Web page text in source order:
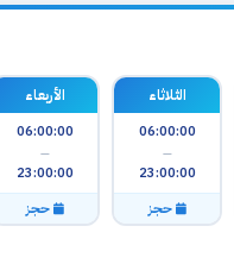
الثلاثاء
06:00:00
—
23:00:00
حجز
الأربعاء
06:00:00
—
23:00:00
حجز